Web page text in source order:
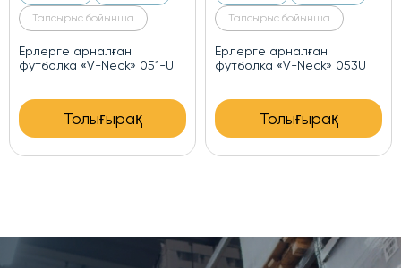
Тапсырыс бойынша
Ерлерге арналған
футболка «V-Neck» 051-U
Толығырақ
Тапсырыс бойынша
Ерлерге арналған
футболка «V-Neck» 053U
Толығырақ